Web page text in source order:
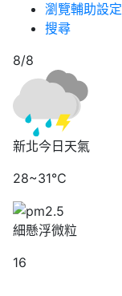
瀏覽輔助設定
搜尋
8/8
新北今日天氣
28~31℃
細懸浮微粒
16